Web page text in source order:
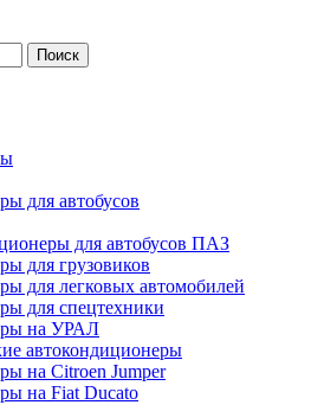
Поиск
для автобусов
для автобусов ПАЗ
для грузовиков
для легковых автомобилей
для спецтехники
на УРАЛ
автокондиционеры
на Citroen Jumper
на Fiat Ducato